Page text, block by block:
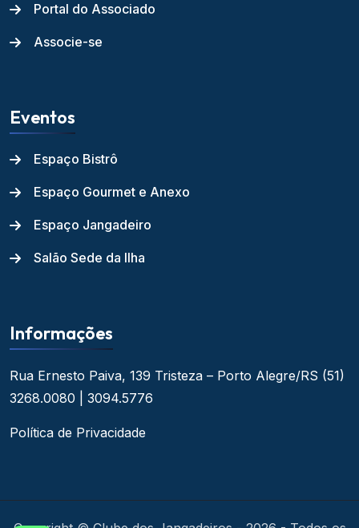
Portal do Associado
Associe-se
Eventos
Espaço Bistrô
Espaço Gourmet e Anexo
Espaço Jangadeiro
Salão Sede da Ilha
Informações
Rua Ernesto Paiva, 139 Tristeza – Porto Alegre/RS (51)
3268.0080 | 3094.5776
Política de Privacidade